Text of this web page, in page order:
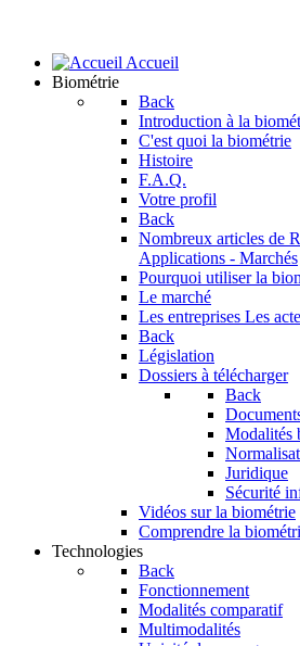
Accueil
Biométrie
Back
Introduction à la
C'est quoi la biométrie
Histoire
F.A.Q.
Votre profil
Back
Nombreux articles de
Applications - Marchés
Pourquoi utiliser la
Le marché
Les entreprises Les
Back
Législation
Dossiers à télécharger
Back
Modalités
Juridique
Sécurité
Vidéos sur la biométrie
Comprendre la
Technologies
Back
Fonctionnement
Modalités comparatif
Multimodalités